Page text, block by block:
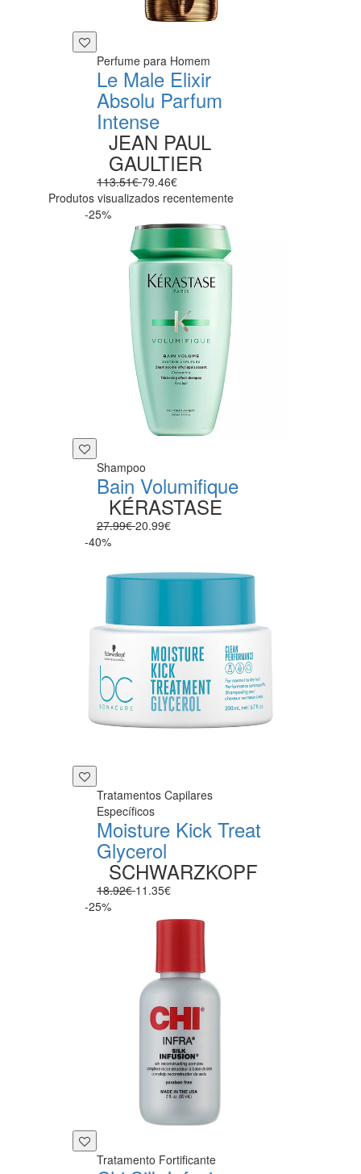
Perfume para Homem
Le Male Elixir
Absolu Parfum
Intense
JEAN PAUL
GAULTIER
113.51€79.46€
Produtos visualizados recentemente
-25%
Shampoo
Bain Volumifique
KÉRASTASE
27.99€20.99€
-40%
Tratamentos Capilares
Específicos
Moisture Kick Treat
Glycerol
SCHWARZKOPF
18.92€11.35€
-25%
Tratamento Fortificante